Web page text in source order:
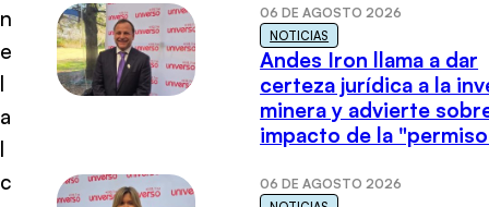
n
e
l
a
l
c
06 DE AGOSTO 2026
NOTICIAS
Andes Iron llama a dar
certeza jurídica a la
minera y advierte
impacto de la
06 DE AGOSTO 2026